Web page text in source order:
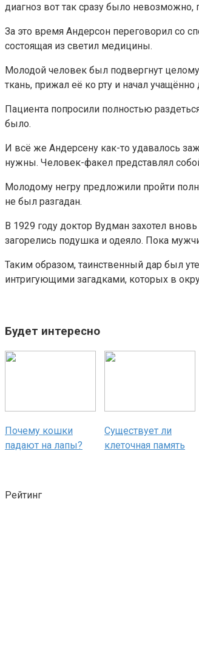
диагноз вот так сразу было
За это время Андерсон переговорил со
состоящая из светил медицины.
Молодой человек был подвергнут
ткань, прижал её ко рту и начал
Пациента попросили полностью
было.
И всё же Андерсену как-то удавалось
нужны. Человек-факел представлял
Молодому негру предложили пройти
не был разгадан.
В 1929 году доктор Вудман захотел
загорелись подушка и одеяло. Пока
Таким образом, таинственный дар был
интригующими загадками, которых в
Будет интересно
Почему кошки
падают на лапы?
Существует ли
клеточная память
Рейтинг